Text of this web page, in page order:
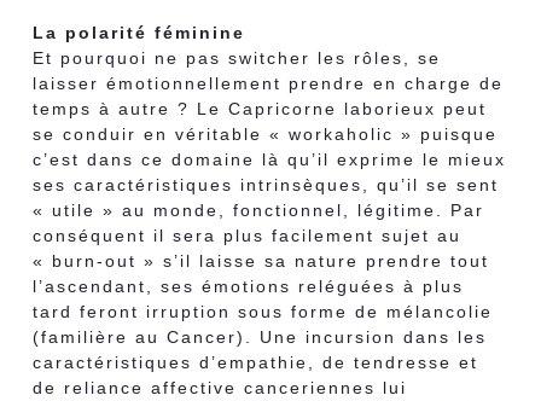
La polarité féminine
Et pourquoi ne pas switcher les rôles, se
laisser émotionnellement prendre en charge de
temps à autre ? Le Capricorne laborieux peut
se conduir en véritable « workaholic » puisque
c’est dans ce domaine là qu’il exprime le mieux
ses caractéristiques intrinsèques, qu’il se sent
« utile » au monde, fonctionnel, légitime. Par
conséquent il sera plus facilement sujet au
« burn-out » s’il laisse sa nature prendre tout
l’ascendant, ses émotions reléguées à plus
tard feront irruption sous forme de mélancolie
(familière au Cancer). Une incursion dans les
caractéristiques d’empathie, de tendresse et
de reliance affective canceriennes lui